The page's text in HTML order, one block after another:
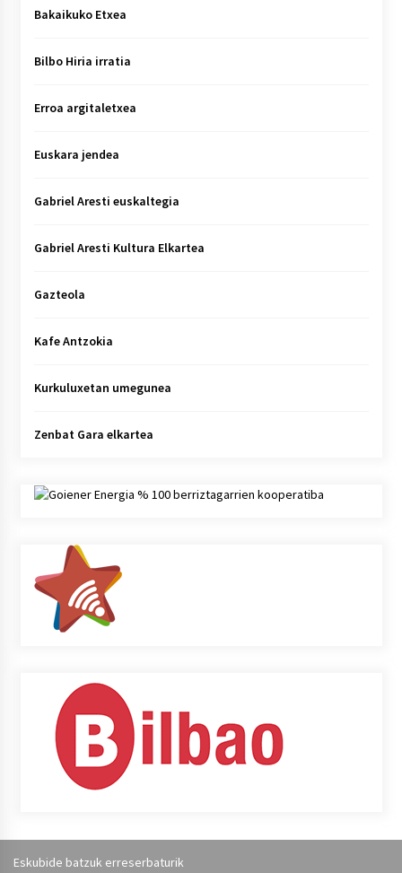
Bakaikuko Etxea
Bilbo Hiria irratia
Erroa argitaletxea
Euskara jendea
Gabriel Aresti euskaltegia
Gabriel Aresti Kultura Elkartea
Gazteola
Kafe Antzokia
Kurkuluxetan umegunea
Zenbat Gara elkartea
Eskubide batzuk erreserbaturik